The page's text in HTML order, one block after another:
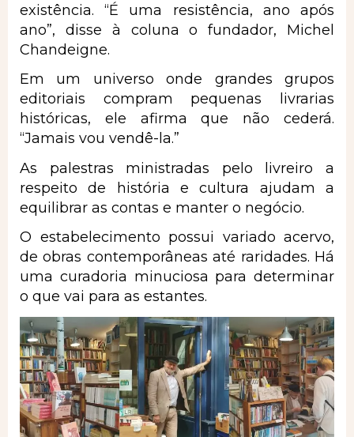
existência. “É uma resistência, ano após
ano”, disse à coluna o fundador, Michel
Chandeigne.
Em um universo onde grandes grupos
editoriais compram pequenas livrarias
históricas, ele afirma que não cederá.
“Jamais vou vendê-la.”
As palestras ministradas pelo livreiro a
respeito de história e cultura ajudam a
equilibrar as contas e manter o negócio.
O estabelecimento possui variado acervo,
de obras contemporâneas até raridades. Há
uma curadoria minuciosa para determinar
o que vai para as estantes.